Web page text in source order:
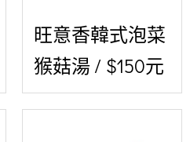
旺意香韓式泡菜
猴菇湯 / $150元